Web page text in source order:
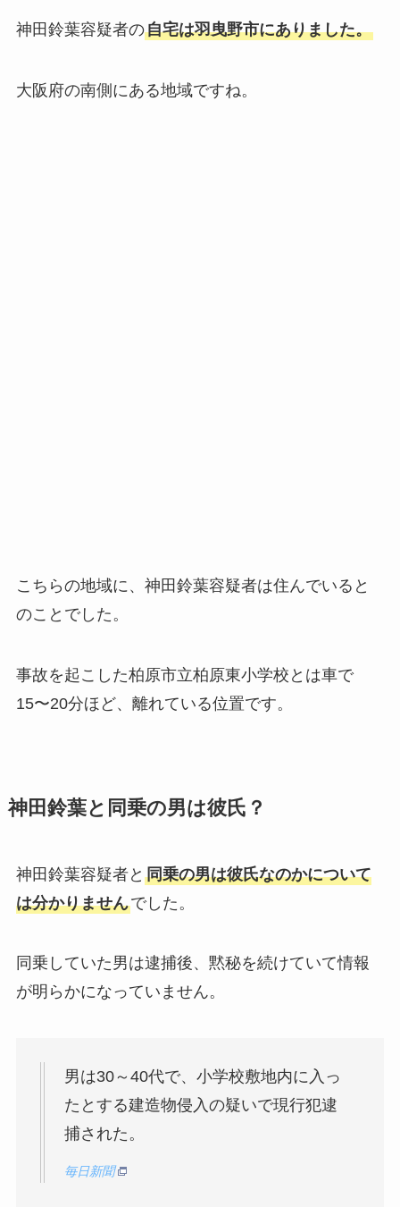
神田鈴葉容疑者の自宅は羽曳野市にありました。
大阪府の南側にある地域ですね。
こちらの地域に、神田鈴葉容疑者は住んでいると
のことでした。
事故を起こした柏原市立柏原東小学校とは車で
15〜20分ほど、離れている位置です。
神田鈴葉と同乗の男は彼氏？
神田鈴葉容疑者と 同乗の男は彼氏なのかについて
は分かりませんでした。
同乗していた男は逮捕後、黙秘を続けていて情報
が明らかになっていません。
男は30～40代で、小学校敷地内に入っ
たとする建造物侵入の疑いで現行犯逮
捕された。
毎日新聞